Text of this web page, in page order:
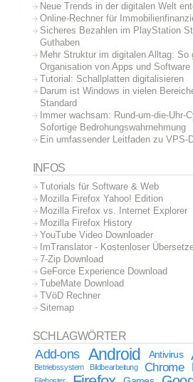
Neue Trends in der digitalen Welt
Online-Rechner für
Sicheres Bezahlen im PlayStation
Guthaben
Mehr Struktur im digitalen Alltag: So
Organisation von Apps und
Tutorial: Schallplatten digitalisieren
Darum ist Windows in vielen
Standard
Immer wachsam: Rund-um-die-Uhr-
Sofortige Bedrohungswahrnehmung
Ein umfassender Leitfaden zu VPS-
INFOS
Tutorials für Software & Web
Mozilla Firefox Yahoo! Edition
Mozilla Firefox vs. Internet Explorer
Mozilla Firefox History
YouTube Video Downloader
ImTranslator - Kostenloser
7-Zip Download
GeForce Experience Download
TubeMate Download
TVöD Rechner
Sitemap
SCHLAGWÖRTER
Add-ons Android Antivirus
Betriebssystem
Bildbearbeitung Chrome
Filehoster